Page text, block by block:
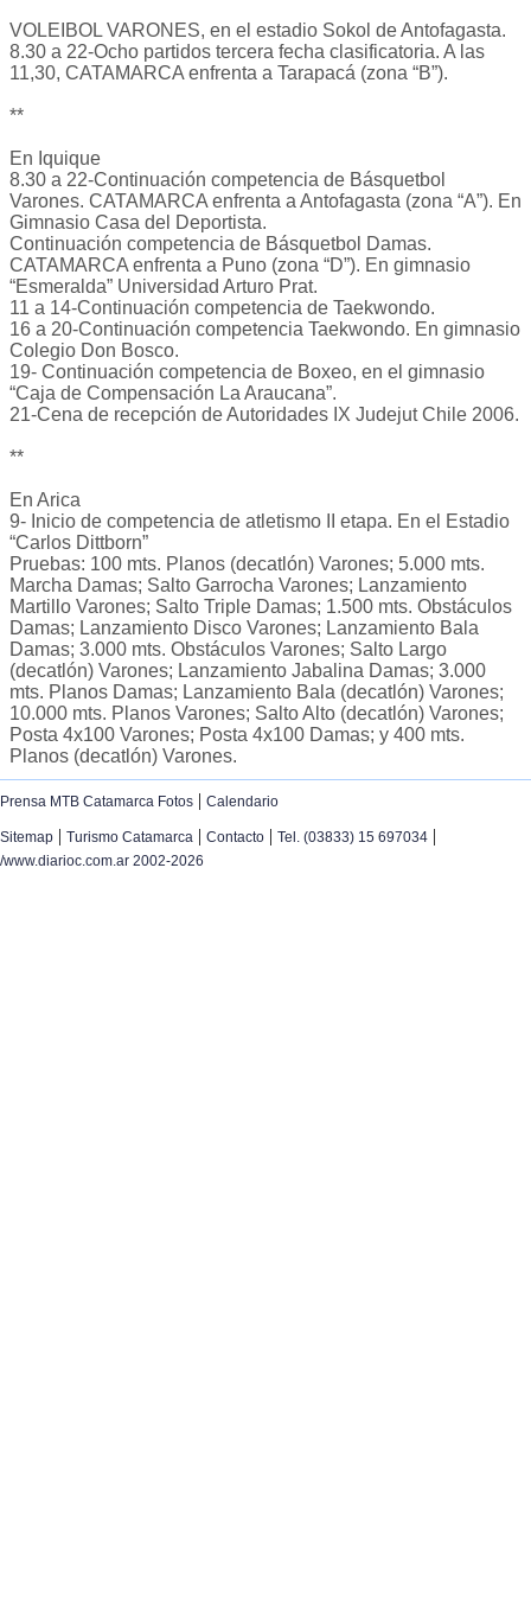
VOLEIBOL VARONES, en el estadio Sokol de Antofagasta.
8.30 a 22-Ocho partidos tercera fecha clasificatoria. A las
11,30, CATAMARCA enfrenta a Tarapacá (zona “B”).
**
En Iquique
8.30 a 22-Continuación competencia de Básquetbol
Varones. CATAMARCA enfrenta a Antofagasta (zona “A”). En
Gimnasio Casa del Deportista.
Continuación competencia de Básquetbol Damas.
CATAMARCA enfrenta a Puno (zona “D”). En gimnasio
“Esmeralda” Universidad Arturo Prat.
11 a 14-Continuación competencia de Taekwondo.
16 a 20-Continuación competencia Taekwondo. En gimnasio
Colegio Don Bosco.
19- Continuación competencia de Boxeo, en el gimnasio
“Caja de Compensación La Araucana”.
21-Cena de recepción de Autoridades IX Judejut Chile 2006.
**
En Arica
9- Inicio de competencia de atletismo II etapa. En el Estadio
“Carlos Dittborn”
Pruebas: 100 mts. Planos (decatlón) Varones; 5.000 mts.
Marcha Damas; Salto Garrocha Varones; Lanzamiento
Martillo Varones; Salto Triple Damas; 1.500 mts. Obstáculos
Damas; Lanzamiento Disco Varones; Lanzamiento Bala
Damas; 3.000 mts. Obstáculos Varones; Salto Largo
(decatlón) Varones; Lanzamiento Jabalina Damas; 3.000
mts. Planos Damas; Lanzamiento Bala (decatlón) Varones;
10.000 mts. Planos Varones; Salto Alto (decatlón) Varones;
Posta 4x100 Varones; Posta 4x100 Damas; y 400 mts.
Planos (decatlón) Varones.
Prensa MTB Catamarca Fotos | Calendario
Sitemap | Turismo Catamarca | Contacto | Tel. (03833) 15 697034 |
/www.diarioc.com.ar 2002-2026